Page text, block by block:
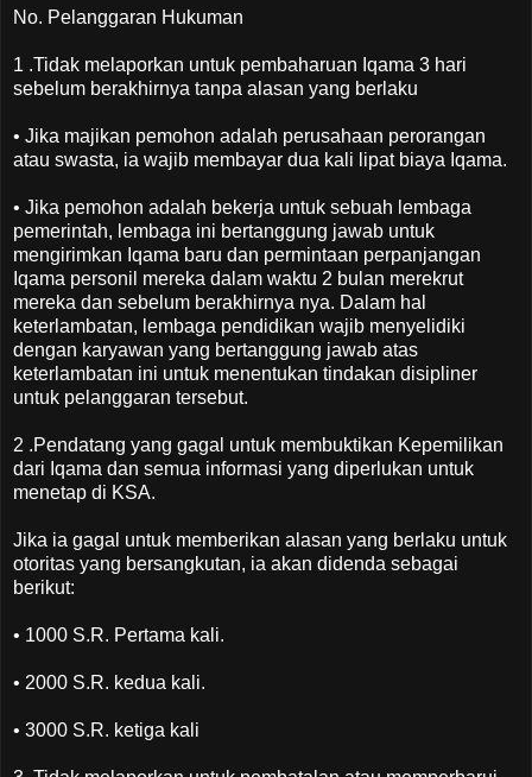
No. Pelanggaran Hukuman
1 .Tidak melaporkan untuk pembaharuan Iqama 3 hari
sebelum berakhirnya tanpa alasan yang berlaku
• Jika majikan pemohon adalah perusahaan perorangan
atau swasta, ia wajib membayar dua kali lipat biaya Iqama.
• Jika pemohon adalah bekerja untuk sebuah lembaga
pemerintah, lembaga ini bertanggung jawab untuk
mengirimkan Iqama baru dan permintaan perpanjangan
Iqama personil mereka dalam waktu 2 bulan merekrut
mereka dan sebelum berakhirnya nya. Dalam hal
keterlambatan, lembaga pendidikan wajib menyelidiki
dengan karyawan yang bertanggung jawab atas
keterlambatan ini untuk menentukan tindakan disipliner
untuk pelanggaran tersebut.
2 .Pendatang yang gagal untuk membuktikan Kepemilikan
dari Iqama dan semua informasi yang diperlukan untuk
menetap di KSA.
Jika ia gagal untuk memberikan alasan yang berlaku untuk
otoritas yang bersangkutan, ia akan didenda sebagai
berikut:
• 1000 S.R. Pertama kali.
• 2000 S.R. kedua kali.
• 3000 S.R. ketiga kali